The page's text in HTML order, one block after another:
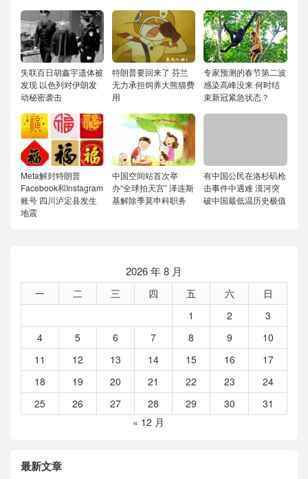
失联百日胡鑫宇遗体被
发现 以色列对伊朗发
动秘密袭击
特朗普要回来了 芬兰
无力承担饲养大熊猫费
用
专家预测的春节第二波
感染高峰没来 何时结
束新冠紧急状态？
Meta解封特朗普
Facebook和Instagram
账号 四川泸定县发生
地震
中国空间站首次举
办“全球拍天宫” 泽连斯
基解除季莫申科职务
有中国公民在洛杉矶枪
击事件中遇难 漠河突
破中国最低温历史极值
2026 年 8 月
一 二 三 四 五 六
日
1
2
3
4
5 6 7 8 9
10
11
12 13 14 15 16
17
18
19 20 21 22 23
24
25
26 27 28 29 30
31
« 12 月
最新文章